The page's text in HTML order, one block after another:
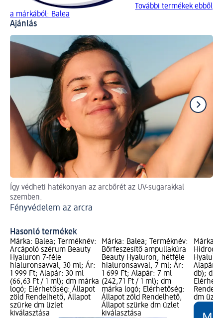
További termékek ebből
a márkából: Balea
Ajánlás
Így védheti hatékonyan az arcbőrét az UV-sugarakkal
szemben.
Fényvédelem az arcra
Hasonló termékek
Márka: Balea; Terméknév:
Arcápoló szérum Beauty
Hyaluron 7-féle
hialuronsavval, 30 ml; Ár:
1 999 Ft; Alapár: 30 ml
(66,63 Ft / 1 ml); dm márka
logó; Elérhetőség: Állapot
zöld Rendelhető, Állapot
szürke dm üzlet
kiválasztása
Márka: Balea; Terméknév:
Bőrfeszesítő ampullakúra
Beauty Hyaluron, hétféle
hialuronsavval, 7 ml; Ár:
1 699 Ft; Alapár: 7 ml
(242,71 Ft / 1 ml); dm
márka logó; Elérhetőség:
Állapot zöld Rendelhető,
Állapot szürke dm üzlet
kiválasztása
Márka:
Alapár:
db); dm
dm